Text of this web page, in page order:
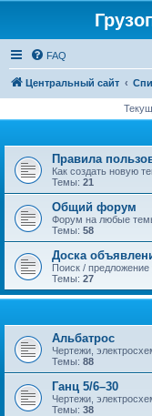
FAQ
Центральный сайт
Правила
Как создать новую
Темы: 21
Общий форум
Форум на любые
Темы: 58
Доска
Поиск / предложение
Темы: 27
Альбатрос
Чертежи,
Темы: 88
Ганц 5/6–30
Чертежи,
Темы: 38